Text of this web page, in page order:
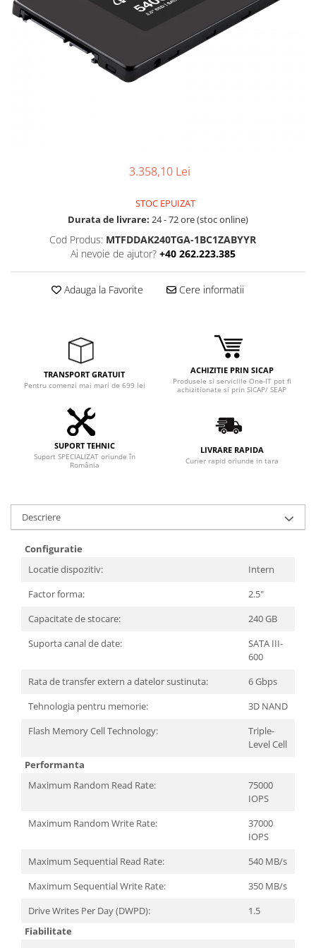
Smartphone IPhone
Boxe
Mouse
3.358,10 Lei
STOC EPUIZAT
Durata de livrare: 24 - 72 ore (stoc online)
Cod Produs: MTFDDAK240TGA-1BC1ZABYYR
Ai nevoie de ajutor? +40 262.223.385
Adauga la Favorite Cere informatii
TRANSPORT GRATUIT
Pentru comenzi mai mari de 699 lei
ACHIZITIE PRIN SICAP
Produsele si serviciile One-IT pot fi
achizitionate si prin SICAP/ SEAP
SUPORT TEHNIC
Suport SPECIALIZAT oriunde în
România
LIVRARE RAPIDA
Curier rapid oriunde in tara
Descriere
Configuratie
Locatie dispozitiv:
Intern
Factor forma:
2.5"
Capacitate de stocare:
240 GB
Suporta canal de date:
SATA III-
600
Rata de transfer extern a datelor sustinuta:
6 Gbps
Tehnologia pentru memorie:
3D NAND
Flash Memory Cell Technology:
Triple-
Level Cell
Performanta
Maximum Random Read Rate:
75000
IOPS
Maximum Random Write Rate:
37000
IOPS
Maximum Sequential Read Rate:
540 MB/s
Maximum Sequential Write Rate:
350 MB/s
Drive Writes Per Day (DWPD):
1.5
Fiabilitate